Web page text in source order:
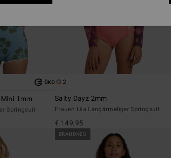
ÖKO
1mm
Springsuit
2
Salty Dayz 2mm
Frauen Lila Langärmeliger Springsuit
€ 149,95
BRANDNEU